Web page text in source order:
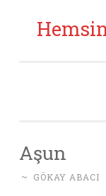
İçeriğe geç
Aşun
~ GÖKAY ABACI